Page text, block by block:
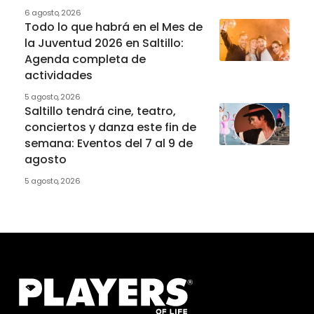
6 agosto, 2026
Todo lo que habrá en el Mes de
la Juventud 2026 en Saltillo:
Agenda completa de
actividades
5 agosto, 2026
Saltillo tendrá cine, teatro,
conciertos y danza este fin de
semana: Eventos del 7 al 9 de
agosto
5 agosto, 2026